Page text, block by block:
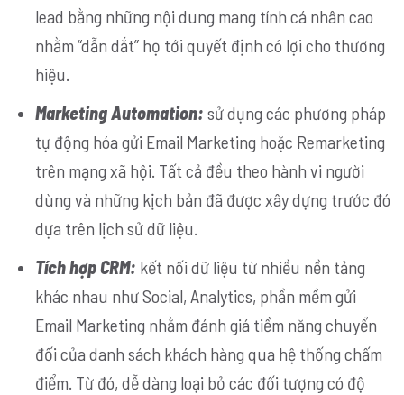
lead bằng những nội dung mang tính cá nhân cao
nhằm “dẫn dắt” họ tới quyết định có lợi cho thương
hiệu.
Marketing Automation: sử dụng các phương pháp
tự động hóa gửi Email Marketing hoặc Remarketing
trên mạng xã hội. Tất cả đều theo hành vi người
dùng và những kịch bản đã được xây dựng trước đó
dựa trên lịch sử dữ liệu.
Tích hợp CRM: kết nối dữ liệu từ nhiều nền tảng
khác nhau như Social, Analytics, phần mềm gửi
Email Marketing nhằm đánh giá tiềm năng chuyển
đối của danh sách khách hàng qua hệ thống chấm
điểm. Từ đó, dễ dàng loại bỏ các đối tượng có độ